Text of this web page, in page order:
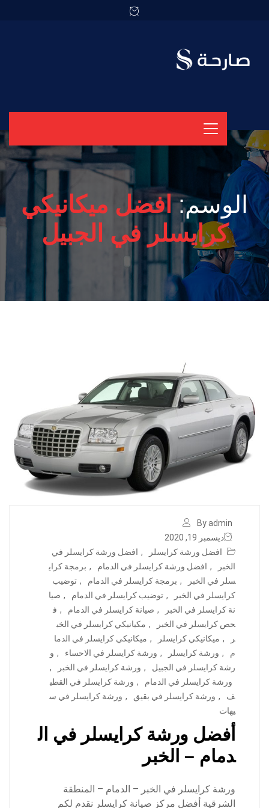
الوسم:افضل ميكانيكي
كرايسلر في الجبيل
By admin
ديسمبر 19, 2020
افضل ورشة كرايسلر
, افضل ورشة كرايسلر في
الخبر
, افضل ورشة كرايسلر في الدمام , برمجة كراي
سلر في الخبر
, برمجة كرايسلر في الدمام , توضيب
كرايسلر في الخبر
, توضيب كرايسلر في الدمام , صيا
نة كرايسلر في الخبر
, صيانة كرايسلر في الدمام , ف
حص كرايسلر في الخبر
, مكيانيكي كرايسلر في الخب
ر
, ميكانيكي كرايسلر , ميكانيكي كرايسلر في الدما
م
, ورشة كرايسلر , ورشة كرايسلر في الاحساء , و
رشة كرايسلر في الجبيل
, ورشة كرايسلر في الخبر
,
ورشة كرايسلر في الدمام
, ورشة كرايسلر في القطي
ف
, ورشة كرايسلر في بقيق , ورشة كرايسلر في س
يهات
أفضل ورشة كرايسلر في ال
دمام – الخبر
ورشة كرايسلر في الخبر – الدمام – المنطقة
الشرقية أفضل مركز صيانة كرايسلر نقدم لكم